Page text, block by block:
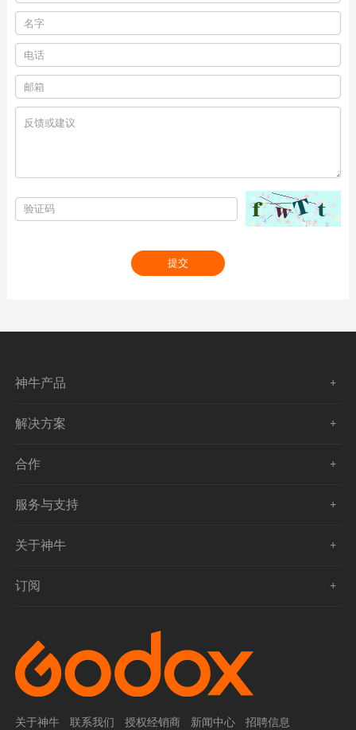
神牛产品
解决方案
合作
服务与支持
关于神牛
订阅
关于神牛 联系我们 授权经销商 新闻中心 招聘信息